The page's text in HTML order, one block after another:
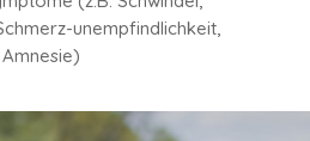
unempfindlichkeit,
Amnesie)